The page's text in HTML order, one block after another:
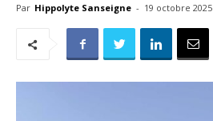
Par Hippolyte Sanseigne - 19 octobre 2025